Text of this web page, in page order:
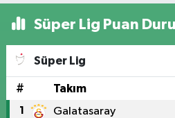
Süper Lig Puan
Süper Lig
# Takım
1 Galatasaray